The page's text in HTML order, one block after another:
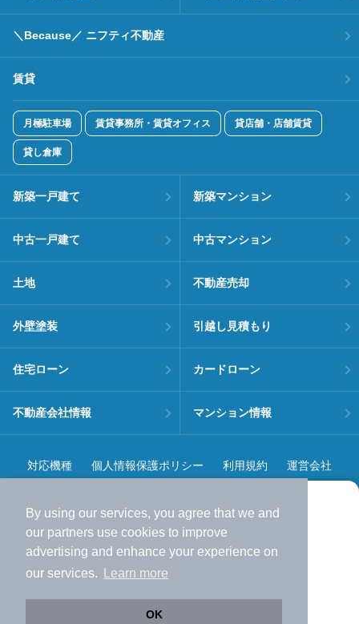
By using our services, you agree that we and
our partners use cookies to improve
advertising and enhance your experience on
our services.
Learn more
OK
より使いやすくなった
アプリで物件探ししませんか？
サクサク動く地図で物件検索
＼Because／ ニフティ不動産
賃貸
月極駐車場 賃貸事務所・賃貸オフィス 貸店舗・店舗賃貸
貸し倉庫
新築一戸建て 新築マンション
中古一戸建て 中古マンション
土地 不動産売却
外壁塗装 引越し見積もり
住宅ローン カードローン
不動産会社情報 マンション情報
対応機種 個人情報保護ポリシー 利用規約 運営会社
©NIFTY Lifestyle Co., Ltd.